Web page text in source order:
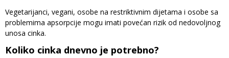
Vegetarijanci, vegani, osobe na restriktivnim dijetama i osobe sa
problemima apsorpcije mogu imati povećan rizik od nedovoljnog
unosa cinka.
Koliko cinka dnevno je potrebno?